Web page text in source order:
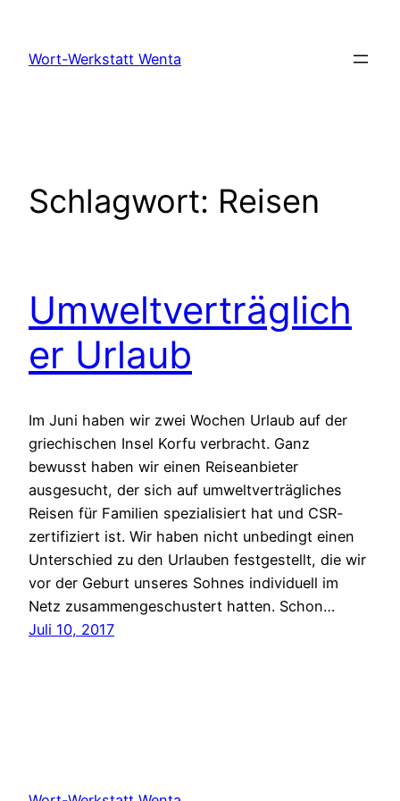
springen
Wort-Werkstatt Wenta
Schlagwort: Reisen
Umweltverträglich
er Urlaub
Im Juni haben wir zwei Wochen Urlaub auf der
griechischen Insel Korfu verbracht. Ganz
bewusst haben wir einen Reiseanbieter
ausgesucht, der sich auf umweltverträgliches
Reisen für Familien spezialisiert hat und CSR-
zertifiziert ist. Wir haben nicht unbedingt einen
Unterschied zu den Urlauben festgestellt, die wir
vor der Geburt unseres Sohnes individuell im
Netz zusammengeschustert hatten. Schon…
Juli 10, 2017